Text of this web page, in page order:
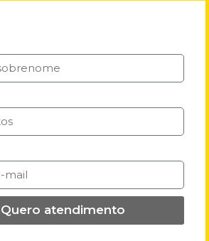
Quero atendimento